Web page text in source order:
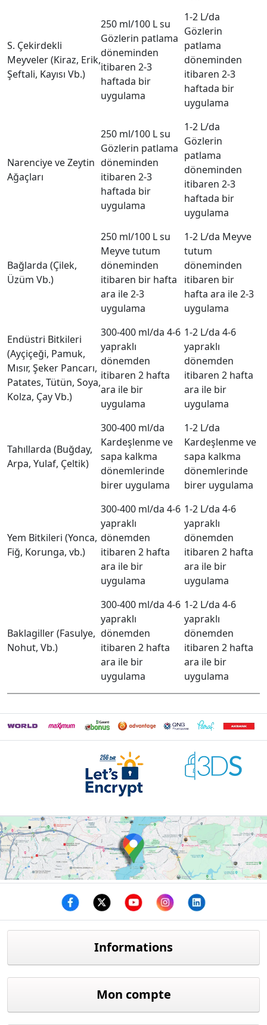
S. Çekirdekli
Meyveler (Kiraz, Erik,
Şeftali, Kayısı Vb.)
250 ml/100 L su
Gözlerin patlama
döneminden
itibaren 2-3
haftada bir
uygulama
1-2 L/da
Gözlerin
patlama
döneminden
itibaren 2-3
haftada bir
uygulama
Narenciye ve Zeytin
Ağaçları
250 ml/100 L su
Gözlerin patlama
döneminden
itibaren 2-3
haftada bir
uygulama
1-2 L/da
Gözlerin
patlama
döneminden
itibaren 2-3
haftada bir
uygulama
Bağlarda (Çilek,
Üzüm Vb.)
250 ml/100 L su
Meyve tutum
döneminden
itibaren bir hafta
ara ile 2-3
uygulama
1-2 L/da Meyve
tutum
döneminden
itibaren bir
hafta ara ile 2-3
uygulama
Endüstri Bitkileri
(Ayçiçeği, Pamuk,
Mısır, Şeker Pancarı,
Patates, Tütün, Soya,
Kolza, Çay Vb.)
300-400 ml/da 4-6
yapraklı
dönemden
itibaren 2 hafta
ara ile bir
uygulama
1-2 L/da 4-6
yapraklı
dönemden
itibaren 2 hafta
ara ile bir
uygulama
Tahıllarda (Buğday,
Arpa, Yulaf, Çeltik)
300-400 ml/da
Kardeşlenme ve
sapa kalkma
dönemlerinde
birer uygulama
1-2 L/da
Kardeşlenme ve
sapa kalkma
dönemlerinde
birer uygulama
Yem Bitkileri (Yonca,
Fiğ, Korunga, vb.)
300-400 ml/da 4-6
yapraklı
dönemden
itibaren 2 hafta
ara ile bir
uygulama
1-2 L/da 4-6
yapraklı
dönemden
itibaren 2 hafta
ara ile bir
uygulama
Baklagiller (Fasulye,
Nohut, Vb.)
300-400 ml/da 4-6
yapraklı
dönemden
itibaren 2 hafta
ara ile bir
uygulama
1-2 L/da 4-6
yapraklı
dönemden
itibaren 2 hafta
ara ile bir
uygulama
Informations
Mon compte